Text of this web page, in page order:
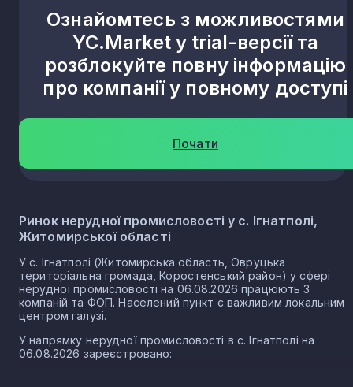
Ознайомтесь з можливостями
YC.Market у trial-версії та
розблокуйте повну інформацію
про компанії у повному доступі
Почати
Ринок нерудної промисловості у с. Ігнатполі,
Житомирської області
У с. Ігнатполі (Житомирська область, Овруцька
територіальна громада, Коростенський район) у сфері
нерудної промисловості на 06.08.2026 працюють 3
компаній та ФОП. Населений пункт є важливим локальним
центром галузі.
У напрямку нерудної промисловості в с. Ігнатполі на
06.08.2026 зареєстровано: